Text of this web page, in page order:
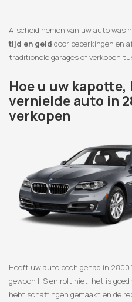
Afscheid nemen van uw auto was
tijd en geld door beperkingen en
traditionele garages of verkopen
Hoe u uw
vernielde auto in
verkopen
Heeft uw auto pech gehad in 2800
gewoon HS en rolt niet, het is
hebt schattingen gemaakt en de